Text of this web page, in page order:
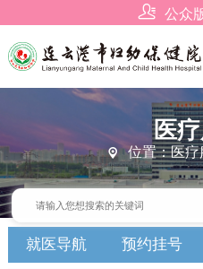
 公众
医
 位置：医
就医导航 预约挂号